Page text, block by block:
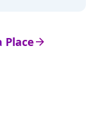
arrow_right
Place